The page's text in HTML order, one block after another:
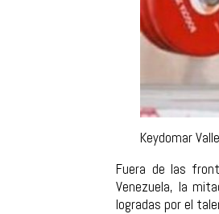
Keydomar
Fuera de las
Venezuela, la
logradas por el